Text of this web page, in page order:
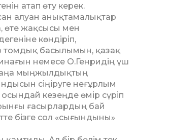
атап өту керек.
алуан анықтамалықтар
өте жақсысы мен
көндіріп,
томдық басылымын, қазақ
немесе О.Генридің үш
мыңжылдықтың
сіңіруге неғұрлым
кезеңде өмір сүріп
ғасырлардың бай
бізге сол «сығындыны»